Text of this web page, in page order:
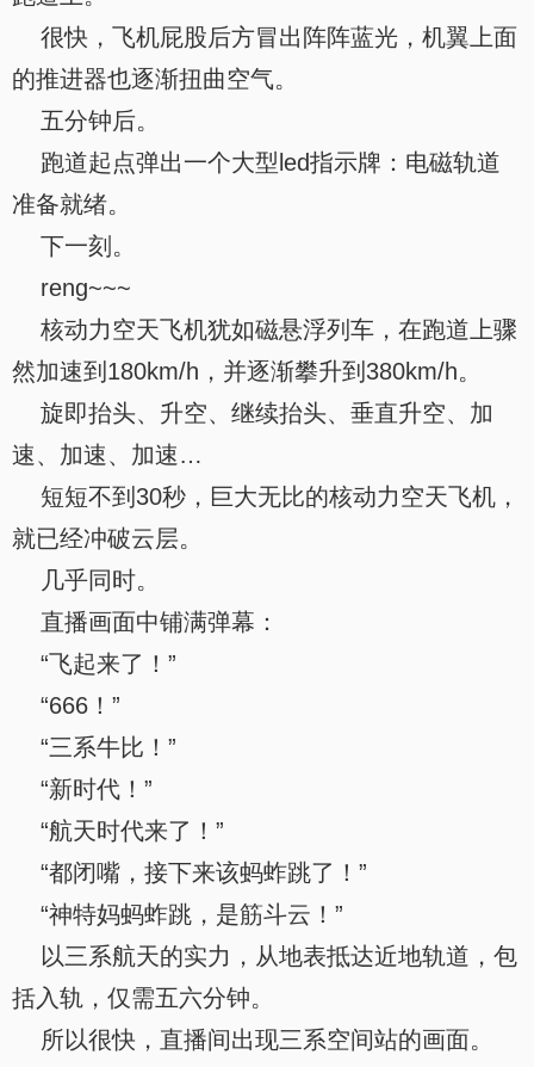
很快，飞机屁股后方冒出阵阵蓝光，机翼上面
的推进器也逐渐扭曲空气。
五分钟后。
跑道起点弹出一个大型led指示牌：电磁轨道
准备就绪。
下一刻。
reng~~~
核动力空天飞机犹如磁悬浮列车，在跑道上骤
然加速到180km/h，并逐渐攀升到380km/h。
旋即抬头、升空、继续抬头、垂直升空、加
速、加速、加速…
短短不到30秒，巨大无比的核动力空天飞机，
就已经冲破云层。
几乎同时。
直播画面中铺满弹幕：
“飞起来了！”
“666！”
“三系牛比！”
“新时代！”
“航天时代来了！”
“都闭嘴，接下来该蚂蚱跳了！”
“神特妈蚂蚱跳，是筋斗云！”
以三系航天的实力，从地表抵达近地轨道，包
括入轨，仅需五六分钟。
所以很快，直播间出现三系空间站的画面。